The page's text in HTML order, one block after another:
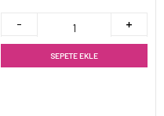
SEPETE EKLE